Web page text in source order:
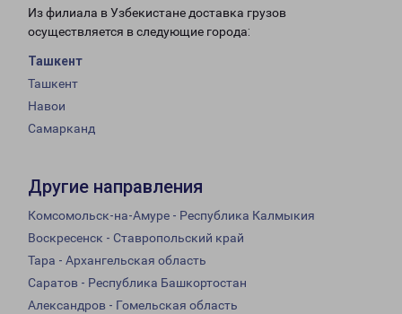
Из филиала в Узбекистане доставка грузов
осуществляется в следующие города:
Ташкент
Ташкент
Навои
Самарканд
Другие направления
Комсомольск-на-Амуре - Республика Калмыкия
Воскресенск - Ставропольский край
Тара - Архангельская область
Саратов - Республика Башкортостан
Александров - Гомельская область